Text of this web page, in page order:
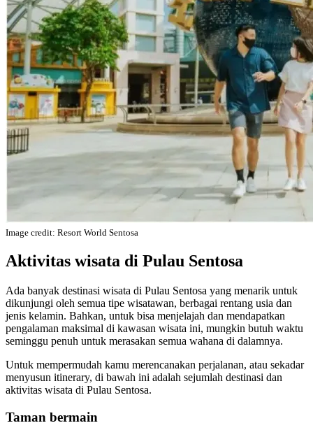
Image credit: Resort World Sentosa
Aktivitas wisata di Pulau Sentosa
Ada banyak destinasi wisata di Pulau Sentosa yang menarik untuk
dikunjungi oleh semua tipe wisatawan, berbagai rentang usia dan
jenis kelamin. Bahkan, untuk bisa menjelajah dan mendapatkan
pengalaman maksimal di kawasan wisata ini, mungkin butuh waktu
seminggu penuh untuk merasakan semua wahana di dalamnya.
Untuk mempermudah kamu merencanakan perjalanan, atau sekadar
menyusun itinerary, di bawah ini adalah sejumlah destinasi dan
aktivitas wisata di Pulau Sentosa.
Taman bermain